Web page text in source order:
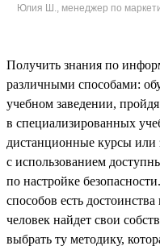
Юлия Ш., менеджер по
Получить знания по
различными способами:
учебном заведении,
в специализированных
дистанционные курсы или
с использованием
по настройке
способов есть
человек найдет свои
выбрать ту методику,